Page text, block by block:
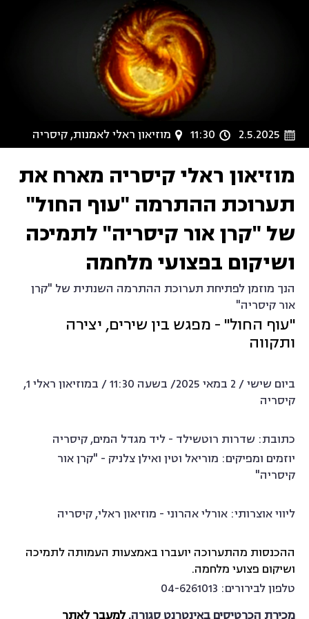
2.5.2025
11:30 מוזיאון ראלי לאמנות, קיסריה
מוזיאון ראלי קיסריה מארח את
תערוכת ההתרמה "עוף החול"
של "קרן אור קיסריה" לתמיכה
ושיקום בפצועי מלחמה
הנך מוזמן לפתיחת תערוכת ההתרמה השנתית של "קרן
אור קיסריה"
"עוף החול" - מפגש בין שירים, יצירה
ותקווה
ביום שישי / 2 במאי 2025/ בשעה 11:30 / במוזיאון ראלי 1,
קיסריה
כתובת: שדרות רוטשילד - ליד מגדל המים, קיסריה
יוזמים ומפיקים: מוריאל וטין ואילן צלניק - "קרן אור
קיסריה"
ליווי אוצרותי: אורלי אהרוני - מוזיאון ראלי, קיסריה
ההכנסות מהתערוכה יועברו באמצעות העמותה לתמיכה
ושיקום פצועי מלחמה.
טלפון לבירורים: 04-6261013
מכירת הכרטיסים באינטרנט סגורה.למעבר לאתר